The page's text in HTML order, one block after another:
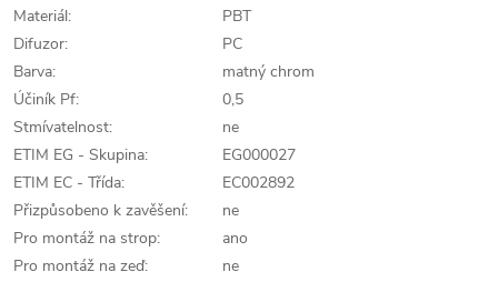
Materiál:
PBT
Difuzor:
PC
Barva:
matný chrom
Účiník Pf:
0,5
Stmívatelnost:
ne
ETIM EG - Skupina:
EG000027
ETIM EC - Třída:
EC002892
Přizpůsobeno k zavěšení:
ne
Pro montáž na strop:
ano
Pro montáž na zeď:
ne